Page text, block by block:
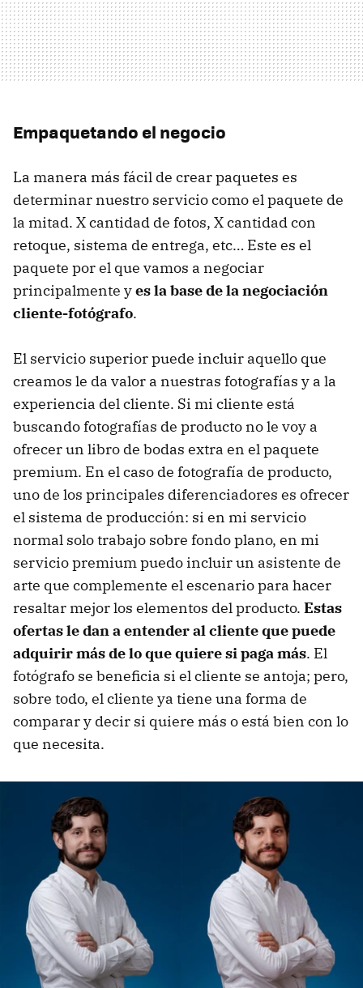
Empaquetando el negocio
La manera más fácil de crear paquetes es
determinar nuestro servicio como el paquete de
la mitad. X cantidad de fotos, X cantidad con
retoque, sistema de entrega, etc… Este es el
paquete por el que vamos a negociar
principalmente yes la base de la negociación
cliente-fotógrafo.
El servicio superior puede incluir aquello que
creamos le da valor a nuestras fotografías y a la
experiencia del cliente. Si mi cliente está
buscando fotografías de producto no le voy a
ofrecer un libro de bodas extra en el paquete
premium. En el caso de fotografía de producto,
uno de los principales diferenciadores es ofrecer
el sistema de producción: si en mi servicio
normal solo trabajo sobre fondo plano, en mi
servicio premium puedo incluir un asistente de
arte que complemente el escenario para hacer
resaltar mejor los elementos del producto. Estas
ofertas le dan a entender al cliente que puede
adquirir más de lo que quiere si paga más. El
fotógrafo se beneficia si el cliente se antoja; pero,
sobre todo, el cliente ya tiene una forma de
comparar y decir si quiere más o está bien con lo
que necesita.